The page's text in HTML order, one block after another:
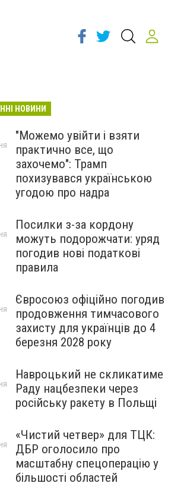
НОВИНИ
"Можемо увійти і взяти
практично все, що
захочемо": Трамп
похизувався українською
угодою про надра
Посилки з-за кордону
можуть подорожчати: уряд
погодив нові податкові
правила
Євросоюз офіційно погодив
продовження тимчасового
захисту для українців до 4
березня 2028 року
Навроцький не скликатиме
Раду нацбезпеки через
російську ракету в Польщі
«Чистий четвер» для ТЦК:
ДБР оголосило про
масштабну спецоперацію у
більшості областей